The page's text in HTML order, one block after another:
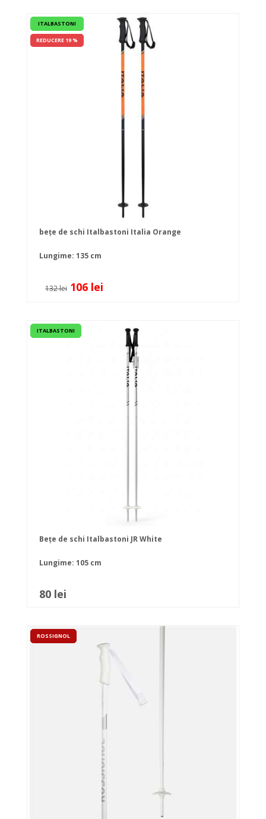
ITALBASTONI
REDUCERE 19 %
bețe de schi Italbastoni Italia Orange
Lungime: 135 cm
132 lei 106 lei
ITALBASTONI
Bețe de schi Italbastoni JR White
Lungime: 105 cm
80 lei
ROSSIGNOL